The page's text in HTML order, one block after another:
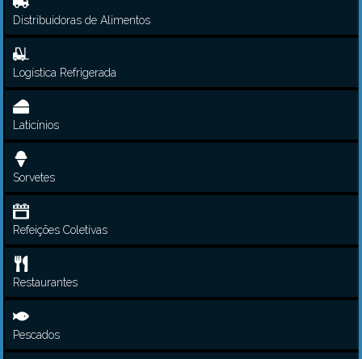
Distribuidoras de Alimentos
Logística Refrigerada
Laticínios
Sorvetes
Refeições Coletivas
Restaurantes
Pescados